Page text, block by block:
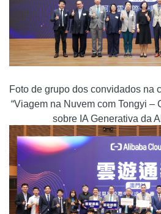
Foto de grupo dos convidados na
“Viagem na Nuvem com Tongyi –
sobre IA Generativa da